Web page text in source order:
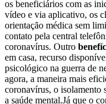
os beneficiários com as
vídeo e via aplicativo, os
orientação médica sem
contato pela central
coronavírus. Outro
em casa, recurso
psicológico na guerra de
agora, a maneira mais
coronavírus, o isolamento
a saúde mental.Já que o